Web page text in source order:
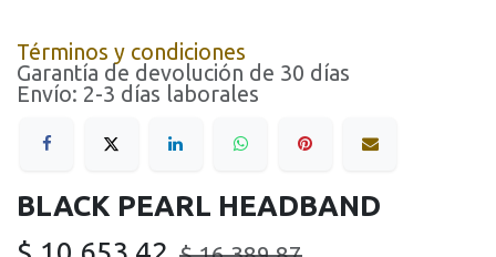
Términos y condiciones
Garantía de devolución de 30 días
Envío: 2-3 días laborales
BLACK PEARL HEADBAND